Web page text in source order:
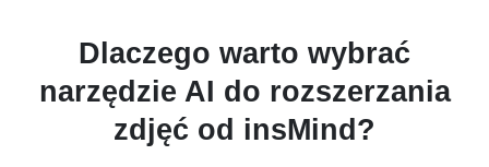
Dlaczego warto wybrać
narzędzie AI do rozszerzania
zdjęć od insMind?